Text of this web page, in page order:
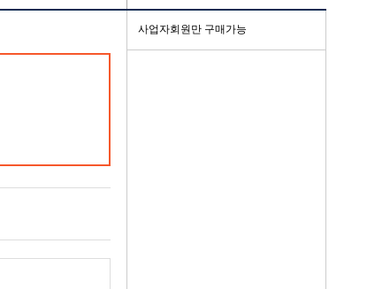
사업자회원만 구매가능